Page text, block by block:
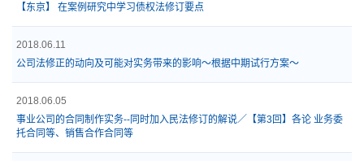
【东京】 在案例研究中学习债权法修订要点
2018.06.11
公司法修正的动向及可能对实务带来的影响～根据中期试行方案～
2018.06.05
事业公司的合同制作实务--同时加入民法修订的解说／【第3回】各论 业务委
托合同等、销售合作合同等